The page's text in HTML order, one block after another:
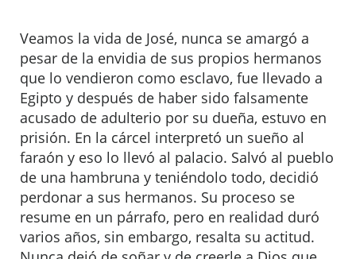
Veamos la vida de José, nunca se amargó a
pesar de la envidia de sus propios hermanos
que lo vendieron como esclavo, fue llevado a
Egipto y después de haber sido falsamente
acusado de adulterio por su dueña, estuvo en
prisión. En la cárcel interpretó un sueño al
faraón y eso lo llevó al palacio. Salvó al pueblo
de una hambruna y teniéndolo todo, decidió
perdonar a sus hermanos. Su proceso se
resume en un párrafo, pero en realidad duró
varios años, sin embargo, resalta su actitud.